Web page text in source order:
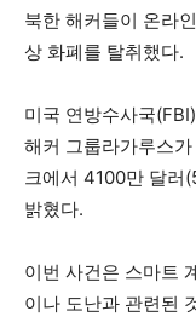
북한 해커들이 온라
상 화폐를 탈취했다.
미국 연방수사국
해커 그룹라가루스
크에서 4100만 달러
밝혔다.
이번 사건은 스마트
이나 도난과 관련된